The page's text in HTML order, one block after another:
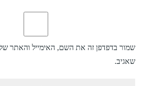
שמור בדפדפן זה את השם, האימייל והאתר
שאגיב.